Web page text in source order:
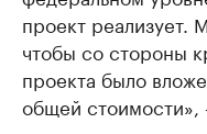
проект реализует.
чтобы со стороны
проекта было
общей стоимости»,